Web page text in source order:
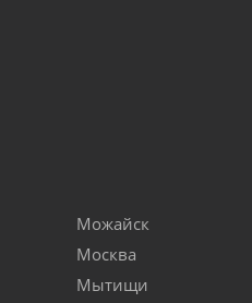
Можайск
Москва
Мытищи